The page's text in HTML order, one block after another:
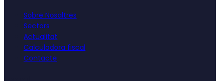
Sobre Nosaltres
Sectors
Actualitat
Calculadora fiscal
Contacte